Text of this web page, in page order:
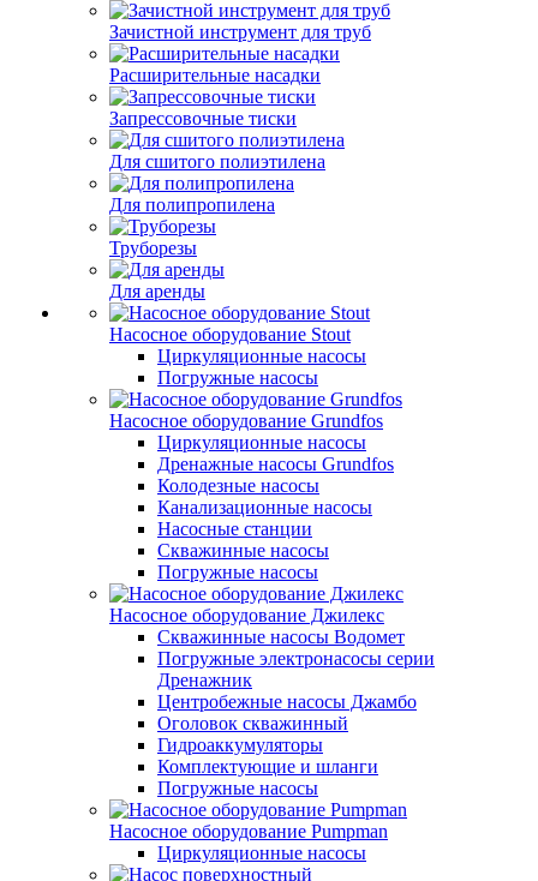
Зачистной инструмент для труб
Расширительные насадки
Запрессовочные тиски
Для сшитого полиэтилена
Для полипропилена
Труборезы
Для аренды
Насосное оборудование Stout
Циркуляционные насосы
Погружные насосы
Насосное оборудование Grundfos
Циркуляционные насосы
Дренажные насосы Grundfos
Колодезные насосы
Канализационные насосы
Насосные станции
Скважинные насосы
Погружные насосы
Насосное оборудование Джилекс
Скважинные насосы Водомет
Погружные электронасосы серии
Дренажник
Центробежные насосы Джамбо
Оголовок скважинный
Гидроаккумуляторы
Комплектующие и шланги
Погружные насосы
Насосное оборудование Pumpman
Циркуляционные насосы